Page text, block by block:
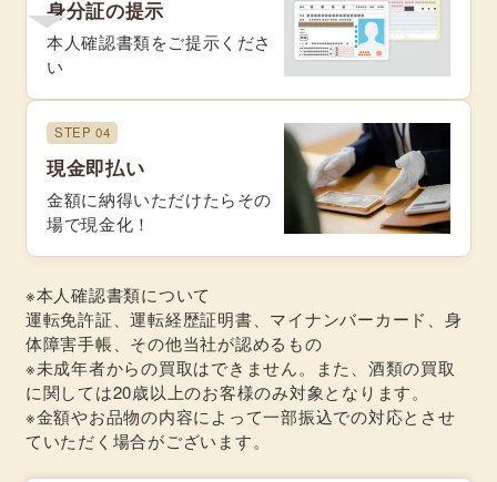
身分証の提示
本人確認書類をご提示くださ
い
STEP 04
現金即払い
金額に納得いただけたらその
場で現金化！
※本人確認書類について
運転免許証、運転経歴証明書、マイナンバーカード、身
体障害手帳、その他当社が認めるもの
※未成年者からの買取はできません。また、酒類の買取
に関しては20歳以上のお客様のみ対象となります。
※金額やお品物の内容によって一部振込での対応とさせ
ていただく場合がございます。